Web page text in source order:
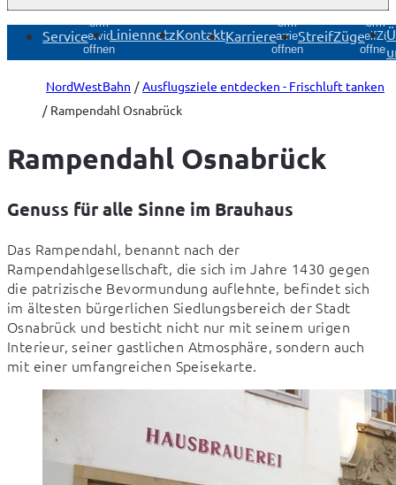
Service
Untermenü
Service
öffnen
LiniennetzKontaktKarriere
Untermenü
Karriere
öffnen
StreifZüge
öffnen
NordWestBahn
Ausflugsziele entdecken - Frischluft tanken
Rampendahl Osnabrück
Rampendahl Osnabrück
Genuss für alle Sinne im Brauhaus
Das Rampendahl, benannt nach der
Rampendahlgesellschaft, die sich im Jahre 1430 gegen
die patrizische Bevormundung auflehnte, befindet sich
im ältesten bürgerlichen Siedlungsbereich der Stadt
Osnabrück und besticht nicht nur mit seinem urigen
Interieur, seiner gastlichen Atmosphäre, sondern auch
mit einer umfangreichen Speisekarte.